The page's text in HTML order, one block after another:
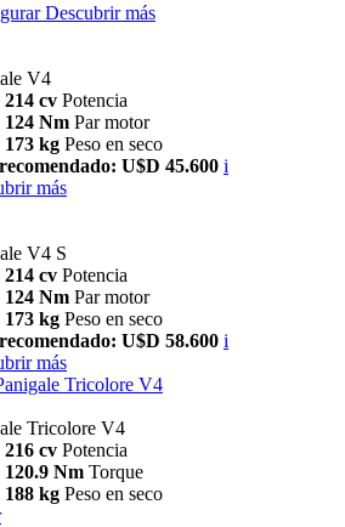
Descubrir más
V4
214 cv Potencia
124 Nm Par motor
173 kg Peso en seco
U$D 45.600 i
más
V4 S
214 cv Potencia
124 Nm Par motor
173 kg Peso en seco
U$D 58.600 i
más
Tricolore V4
Tricolore V4
216 cv Potencia
120.9 Nm Torque
188 kg Peso en seco